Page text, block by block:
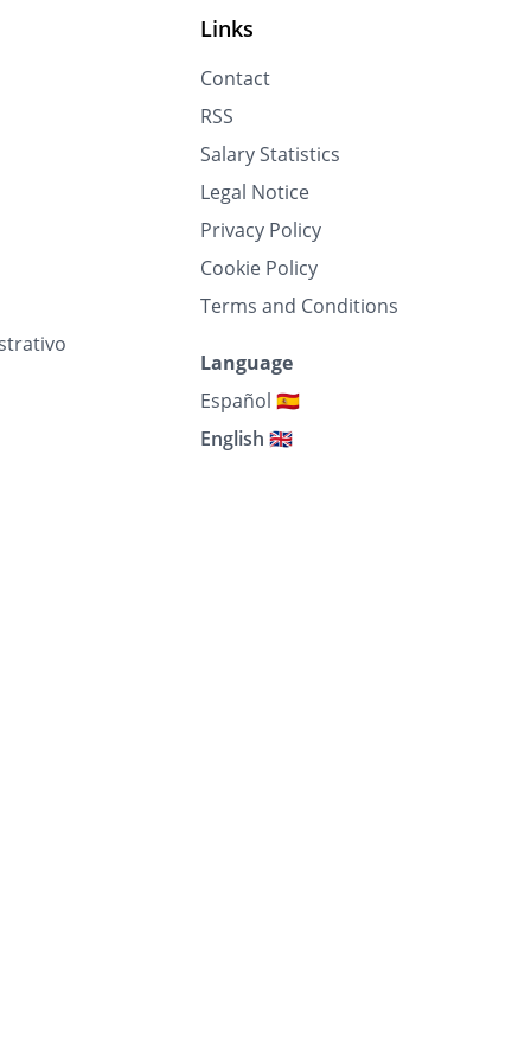
Links
Contact
RSS
Salary Statistics
Legal Notice
Privacy Policy
Cookie Policy
Terms and Conditions
Language
Español 🇪🇸
English 🇬🇧